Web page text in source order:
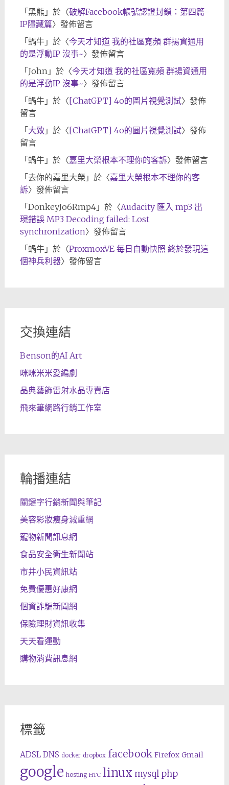
「 黑熊 」於〈破解Facebook帳號認證封鎖：第四篇-
IP隱藏篇〉發佈留言
「 蝸牛」於〈今天才知道 我的社區寬頻 群揚資通用
的是浮動IP 沒事~〉發佈留言
「 John」於〈今天才知道 我的社區寬頻 群揚資通用
的是浮動IP 沒事~〉發佈留言
「 蝸牛」於〈[ChatGPT] 4o的圖片視覺測試〉發佈
留言
「 大致 」於〈[ChatGPT] 4o的圖片視覺測試〉發佈
留言
「 蝸牛」於〈嘉里大榮根本不理你的客訴〉發佈留言
「 去你的嘉里大榮 」於〈嘉里大榮根本不理你的客
訴〉發佈留言
「 DonkeyJo6Rmp4」於〈Audacity 匯入 mp3 出
現錯誤 MP3 Decoding failed: Lost
synchronization〉發佈留言
「 蝸牛」於〈ProxmoxVE 每日自動快照 終於發現這
個神兵利器〉發佈留言
交換連結
Benson的AI Art
咪咪米米愛編劇
晶典藝飾雷射水晶專賣店
飛來筆網路行銷工作室
輪播連結
關鍵字行銷新聞與筆記
美容彩妝瘦身減重網
寵物新聞訊息網
食品安全衛生新聞站
市井小民資訊站
免費優惠好康網
個資詐騙新聞網
保險理財資訊收集
天天看運動
購物消費訊息網
標籤
ADSL DNS docker dropbox facebook Firefox Gmail
google hosting HTC linux mysql php